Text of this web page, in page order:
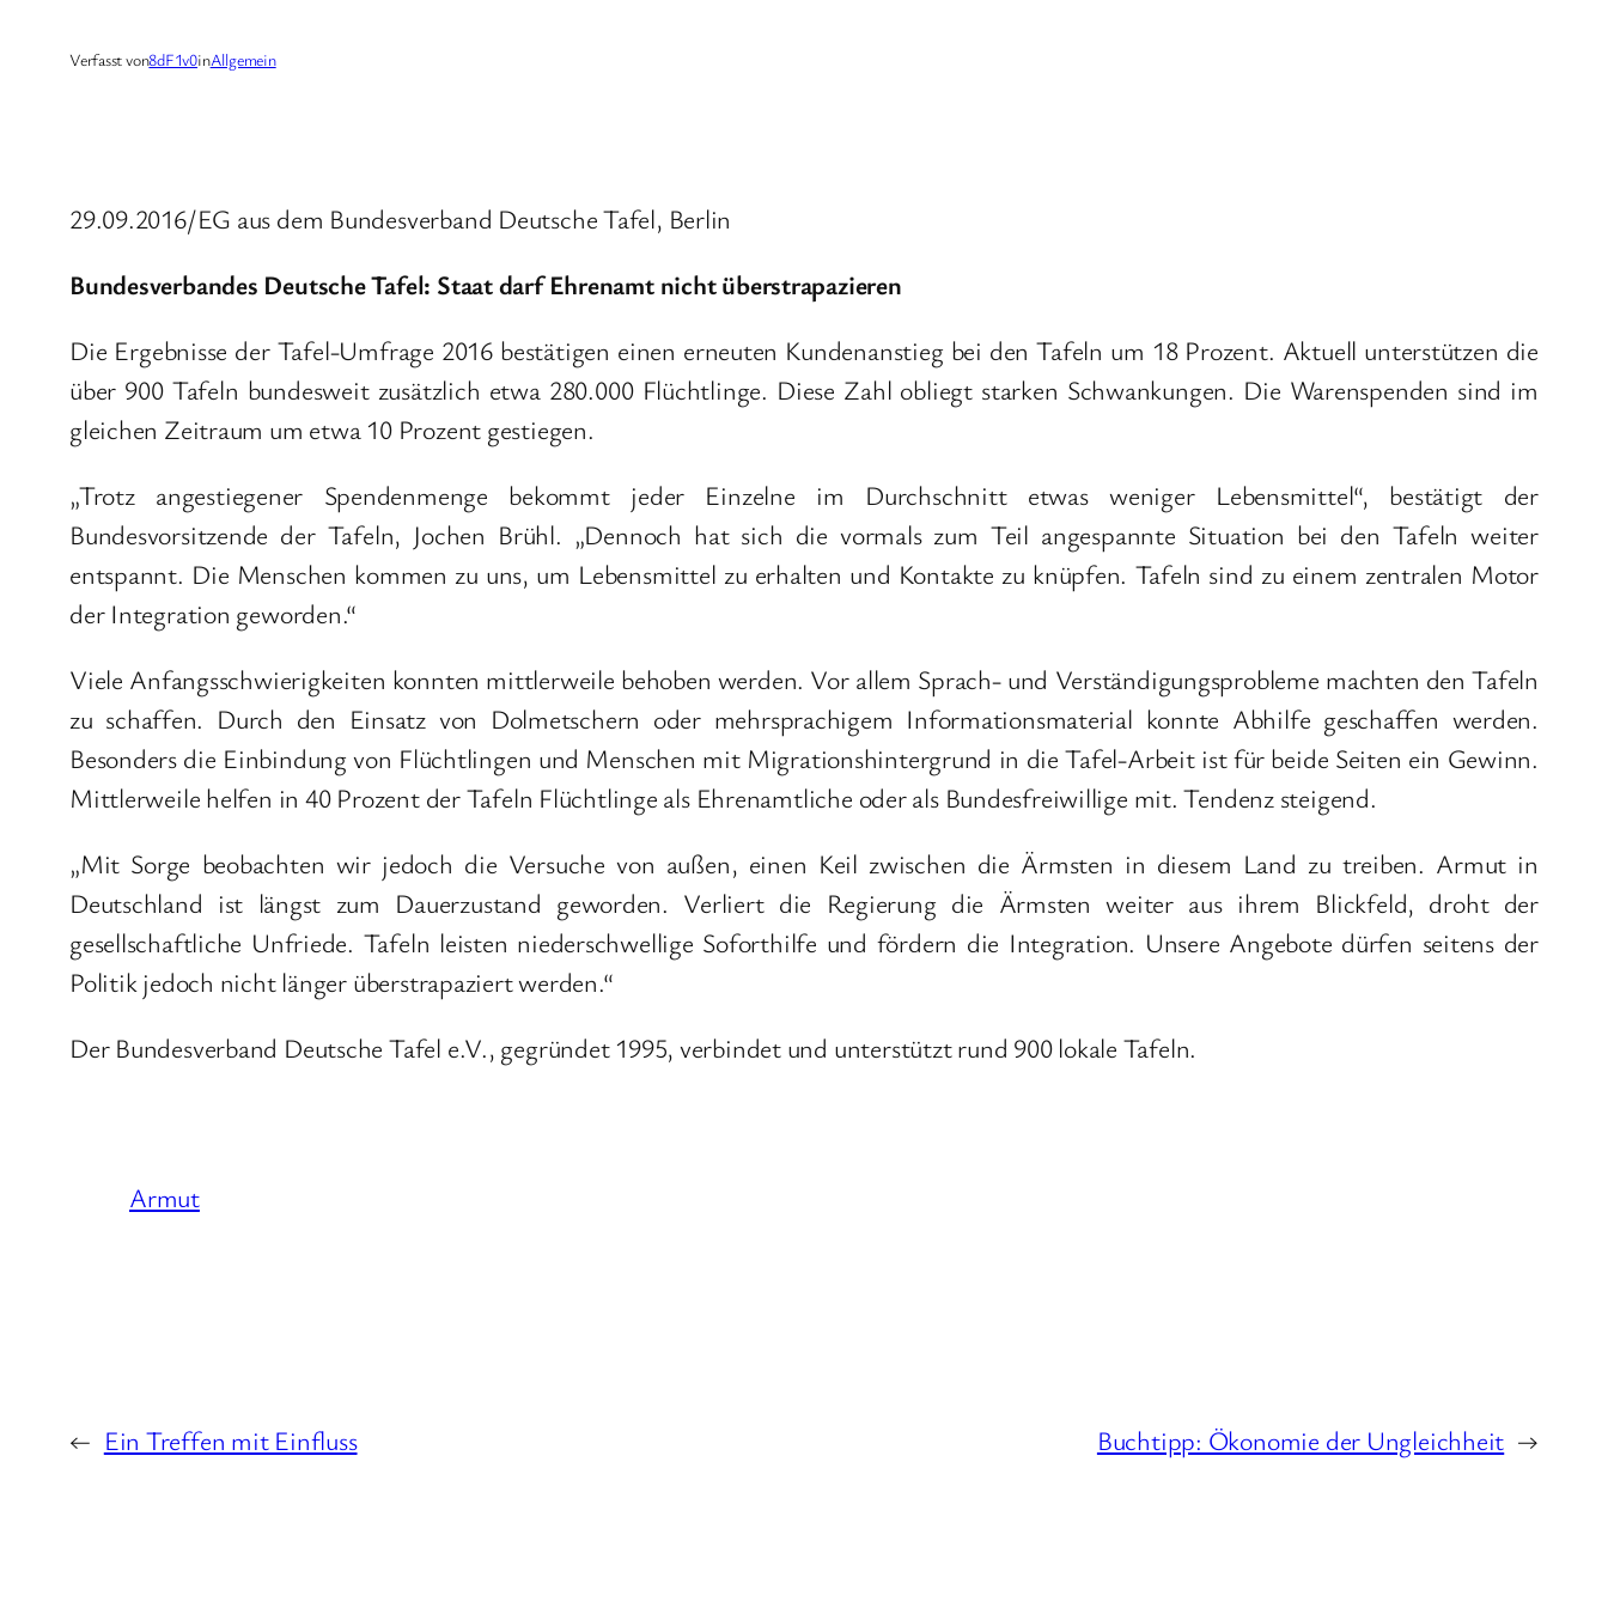
Verfasst von8dF1v0inAllgemein
29.09.2016/EG aus dem Bundesverband Deutsche Tafel, Berlin
Bundesverbandes Deutsche Tafel: Staat darf Ehrenamt nicht überstrapazieren
Die Ergebnisse der Tafel-Umfrage 2016 bestätigen einen erneuten Kundenanstieg bei den Tafeln um 18 Prozent. Aktuell unterstützen die
über 900 Tafeln bundesweit zusätzlich etwa 280.000 Flüchtlinge. Diese Zahl obliegt starken Schwankungen. Die Warenspenden sind im
gleichen Zeitraum um etwa 10 Prozent gestiegen.
„Trotz angestiegener Spendenmenge bekommt jeder Einzelne im Durchschnitt etwas weniger Lebensmittel“, bestätigt der
Bundesvorsitzende der Tafeln, Jochen Brühl. „Dennoch hat sich die vormals zum Teil angespannte Situation bei den Tafeln weiter
entspannt. Die Menschen kommen zu uns, um Lebensmittel zu erhalten und Kontakte zu knüpfen. Tafeln sind zu einem zentralen Motor
der Integration geworden.“
Viele Anfangsschwierigkeiten konnten mittlerweile behoben werden. Vor allem Sprach- und Verständigungsprobleme machten den Tafeln
zu schaffen. Durch den Einsatz von Dolmetschern oder mehrsprachigem Informationsmaterial konnte Abhilfe geschaffen werden.
Besonders die Einbindung von Flüchtlingen und Menschen mit Migrationshintergrund in die Tafel-Arbeit ist für beide Seiten ein Gewinn.
Mittlerweile helfen in 40 Prozent der Tafeln Flüchtlinge als Ehrenamtliche oder als Bundesfreiwillige mit. Tendenz steigend.
„Mit Sorge beobachten wir jedoch die Versuche von außen, einen Keil zwischen die Ärmsten in diesem Land zu treiben. Armut in
Deutschland ist längst zum Dauerzustand geworden. Verliert die Regierung die Ärmsten weiter aus ihrem Blickfeld, droht der
gesellschaftliche Unfriede. Tafeln leisten niederschwellige Soforthilfe und fördern die Integration. Unsere Angebote dürfen seitens der
Politik jedoch nicht länger überstrapaziert werden.“
Der Bundesverband Deutsche Tafel e.V., gegründet 1995, verbindet und unterstützt rund 900 lokale Tafeln.
Armut
← Ein Treffen mit Einfluss Buchtipp: Ökonomie der Ungleichheit →